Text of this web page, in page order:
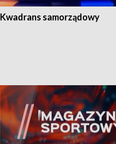
Kwadrans samorządowy